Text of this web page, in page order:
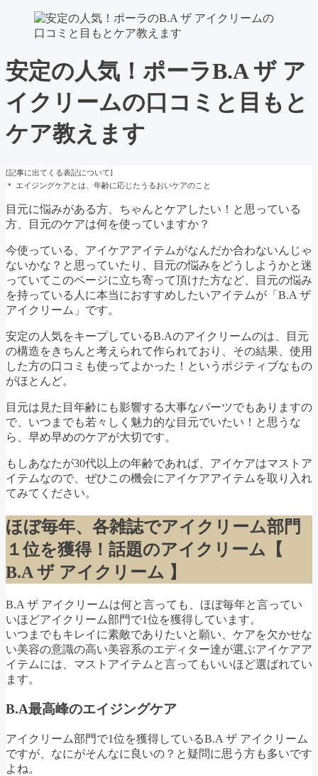
安定の人気！ポーラB.A ザ ア
イクリームの口コミと目もと
ケア教えます
[記事に出てくる表記について]
＊ エイジングケアとは、年齢に応じたうるおいケアのこと
目元に悩みがある方、ちゃんとケアしたい！と思っている
方、目元のケアは何を使っていますか？
今使っている、アイケアアイテムがなんだか合わないんじゃ
ないかな？と思っていたり、目元の悩みをどうしようかと迷
っていてこのページに立ち寄って頂けた方など、目元の悩み
を持っている人に本当におすすめしたいアイテムが「B.A ザ
アイクリーム」です。
安定の人気をキープしているB.Aのアイクリームのは、目元
の構造をきちんと考えられて作られており、その結果、使用
した方の口コミも使ってよかった！というポジティブなもの
がほとんど。
目元は見た目年齢にも影響する大事なパーツでもありますの
で、いつまでも若々しく魅力的な目元でいたい！と思うな
ら、早め早めのケアが大切です。
もしあなたが30代以上の年齢であれば、アイケアはマストア
イテムなので、ぜひこの機会にアイケアアイテムを取り入れ
てみてください。
ほぼ毎年、各雑誌でアイクリーム部門
１位を獲得！話題のアイクリーム【
B.A ザ アイクリーム 】
B.A ザ アイクリームは何と言っても、ほぼ毎年と言ってい
いほどアイクリーム部門で1位を獲得しています。
いつまでもキレイに素敵でありたいと願い、ケアを欠かせな
い美容の意識の高い美容系のエディター達が選ぶアイケアア
イテムには、マストアイテムと言ってもいいほど選ばれてい
ます。
B.A最高峰のエイジングケア
アイクリーム部門で1位を獲得しているB.A ザ アイクリーム
ですが、なにがそんなに良いの？と疑問に思う方も多いです
よね。